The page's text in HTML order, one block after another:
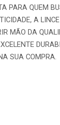
PARA QUEM
A
MÃO DA
SUA COMPRA.